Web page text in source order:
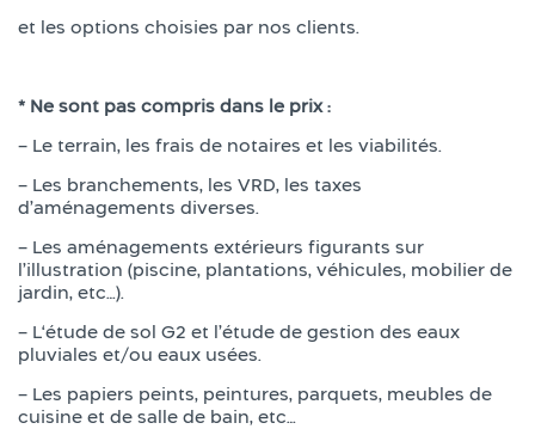
et les options choisies par nos clients.
* Ne sont pas compris dans le prix :
– Le terrain, les frais de notaires et les viabilités.
– Les branchements, les VRD, les taxes
d’aménagements diverses.
– Les aménagements extérieurs figurants sur
l’illustration (piscine, plantations, véhicules, mobilier de
jardin, etc…).
– L‘étude de sol G2 et l’étude de gestion des eaux
pluviales et/ou eaux usées.
– Les papiers peints, peintures, parquets, meubles de
cuisine et de salle de bain, etc…